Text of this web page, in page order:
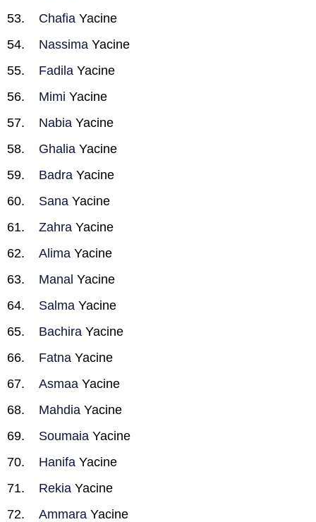
Chafia Yacine
Nassima Yacine
Fadila Yacine
Mimi Yacine
Nabia Yacine
Ghalia Yacine
Badra Yacine
Sana Yacine
Zahra Yacine
Alima Yacine
Manal Yacine
Salma Yacine
Bachira Yacine
Fatna Yacine
Asmaa Yacine
Mahdia Yacine
Soumaia Yacine
Hanifa Yacine
Rekia Yacine
Ammara Yacine